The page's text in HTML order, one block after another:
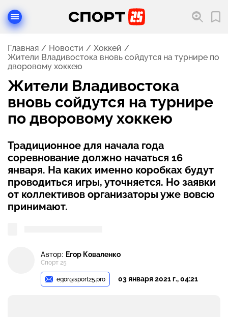
Главная Новости
Хоккей
Жители Владивостока вновь сойдутся на турнире по
дворовому хоккею
Жители Владивостока
вновь сойдутся на турнире
по дворовому хоккею
Традиционное для начала года
соревнование должно начаться 16
января. На каких именно коробках будут
проводиться игры, уточняется. Но заявки
от коллективов организаторы уже вовсю
принимают.
Автор: Егор Коваленко
Спорт 25
egor@sport25.pro 03 января 2021 г., 04:21